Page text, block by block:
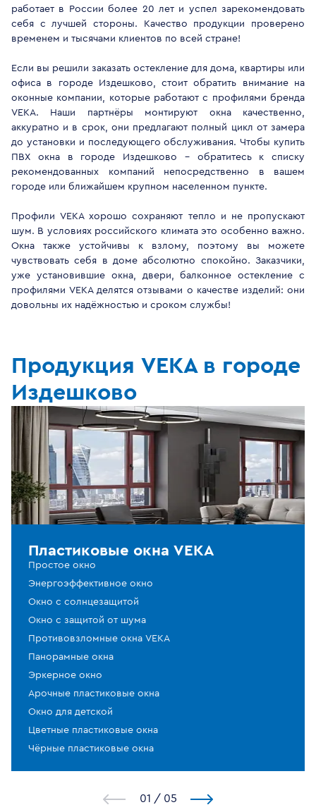
работает в России более 20 лет и успел зарекомендовать
себя с лучшей стороны. Качество продукции проверено
временем и тысячами клиентов по всей стране!
Если вы решили заказать остекление для дома, квартиры или
офиса в городе Издешково, стоит обратить внимание на
оконные компании, которые работают с профилями бренда
VEKA. Наши партнёры монтируют окна качественно,
аккуратно и в срок, они предлагают полный цикл от замера
до установки и последующего обслуживания. Чтобы купить
ПВХ окна в городе Издешково - обратитесь к списку
рекомендованных компаний непосредственно в вашем
городе или ближайшем крупном населенном пункте.
Профили VEKA хорошо сохраняют тепло и не пропускают
шум. В условиях российского климата это особенно важно.
Окна также устойчивы к взлому, поэтому вы можете
чувствовать себя в доме абсолютно спокойно. Заказчики,
уже установившие окна, двери, балконное остекление с
профилями VEKA делятся отзывами о качестве изделий: они
довольны их надёжностью и сроком службы!
Продукция VEKA в городе
Издешково
Пластиковые окна VEKA
Простое окно
Энергоэффективное окно
Окно с солнцезащитой
Окно с защитой от шума
Противовзломные окна VEKA
Панорамные окна
Эркерное окно
Арочные пластиковые окна
Окно для детской
Цветные пластиковые окна
Чёрные пластиковые окна
1 / 5